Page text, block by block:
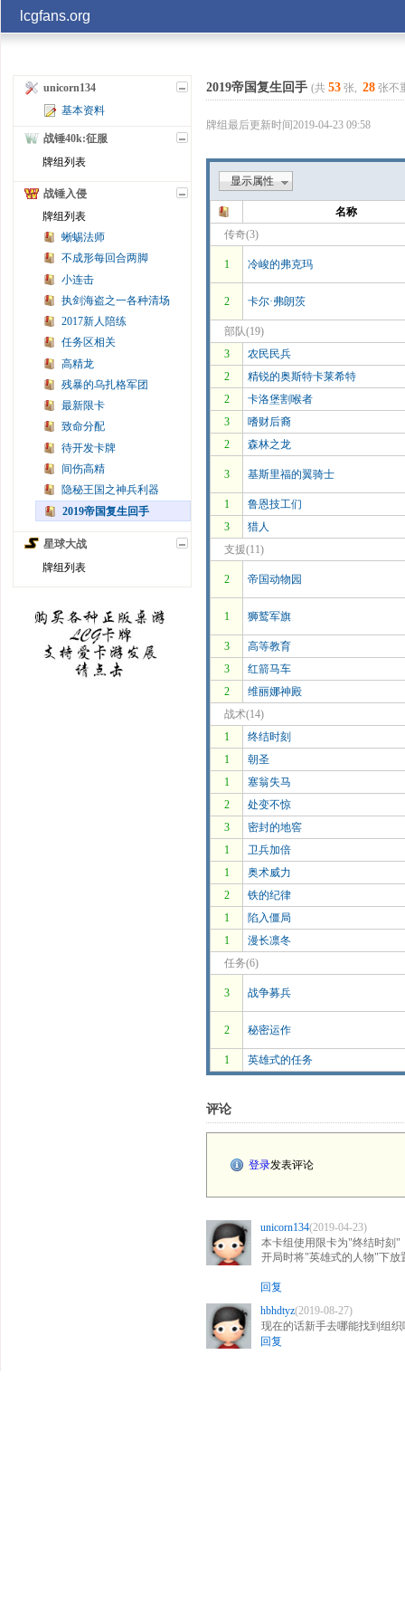
lcgfans.org
unicorn134
基本资料
战锤40k:征服
牌组列表
战锤入侵
牌组列表
蜥蜴法师
不成形每回合两脚
小连击
执剑海盗之一各种清场
2017新人陪练
任务区相关
高精龙
残暴的乌扎格军团
最新限卡
致命分配
待开发卡牌
间伤高精
隐秘王国之神兵利器
2019帝国复生回手
星球大战
牌组列表
2019帝国复生回手 (共 53 张, 28 张不
牌组最后更新时间2019-04-23 09:58
显示属性
名称
传奇(3)
1 冷峻的弗克玛
2 卡尔·弗朗茨
部队(19)
3
农民民兵
2
精锐的奥斯特卡莱希特
2
卡洛堡割喉者
3
嗜财后裔
2
森林之龙
3 基斯里福的翼骑士
1
鲁恩技工们
3
猎人
支援(11)
2 帝国动物园
1 狮鹫军旗
3
高等教育
3
红箭马车
2
维丽娜神殿
战术(14)
1
终结时刻
1
朝圣
1
塞翁失马
2
处变不惊
3
密封的地窖
1
卫兵加倍
1
奥术威力
2
铁的纪律
1
陷入僵局
1
漫长凛冬
任务(6)
3 战争募兵
2 秘密运作
1 英雄式的任务
评论
登录发表评论
unicorn134(2019-04-23)
本卡组使用限卡为"终结时刻
开局时将"英雄式的人物"下
回复
hbhdtyz(2019-08-27)
现在的话新手去哪能找到组织
回复